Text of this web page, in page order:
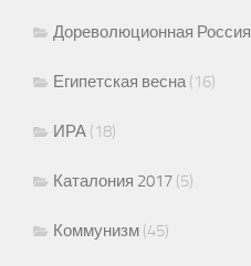
Дореволюционная Россия
Египетская весна(16)
ИРА (18)
Каталония 2017 (5)
Коммунизм (45)